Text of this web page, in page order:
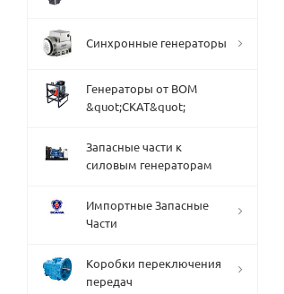
Синхронные генераторы
Генераторы от ВОМ
&quot;СКАТ&quot;
Запасные части к
силовым генераторам
Импортные Запасные
Части
Коробки переключения
передач